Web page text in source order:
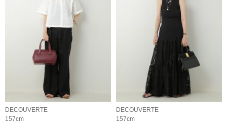
DECOUVERTE
157cm
DECOUVERTE
157cm